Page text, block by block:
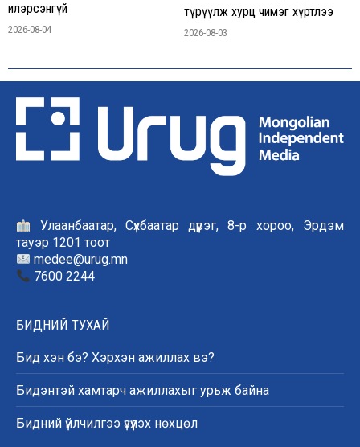
илэрсэнгүй
2026-08-04
түрүүлж хурц чимэг хүртлээ
2026-08-03
Улаанбаатар, Сүхбаатар дүүрэг, 8-р хороо, Эрдэм
тауэр 1201 тоот
medee@urug.mn
7600 2244
БИДНИЙ ТУХАЙ
Бид хэн бэ? Хэрхэн ажиллах вэ?
Бидэнтэй хамтарч ажиллахыг урьж байна
Бидний үйлчилгээ үзүүлэх нөхцөл